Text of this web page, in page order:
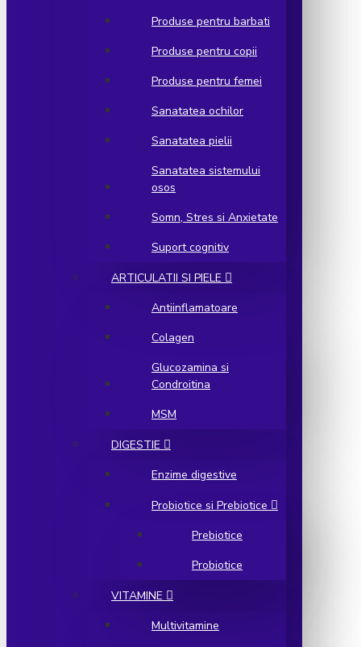
Produse pentru barbati
Produse pentru copii
Produse pentru femei
Sanatatea ochilor
Sanatatea pielii
Sanatatea sistemului
osos
Somn, Stres si Anxietate
Suport cognitiv
ARTICULATII SI PIELE
Antiinflamatoare
Colagen
Glucozamina si
Condroitina
MSM
DIGESTIE
Enzime digestive
Probiotice si Prebiotice
Prebiotice
Probiotice
VITAMINE
Multivitamine